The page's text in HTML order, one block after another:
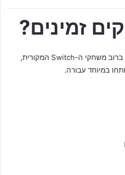
זמינים?
Nintendo Switch 2 תומכת ברוב משחקי ה-Switch המקורית,
במיוחד עבורה.